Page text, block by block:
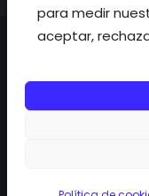
para medir
aceptar,
©2026